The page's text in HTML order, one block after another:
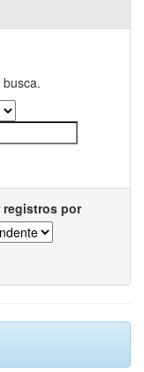
registros por